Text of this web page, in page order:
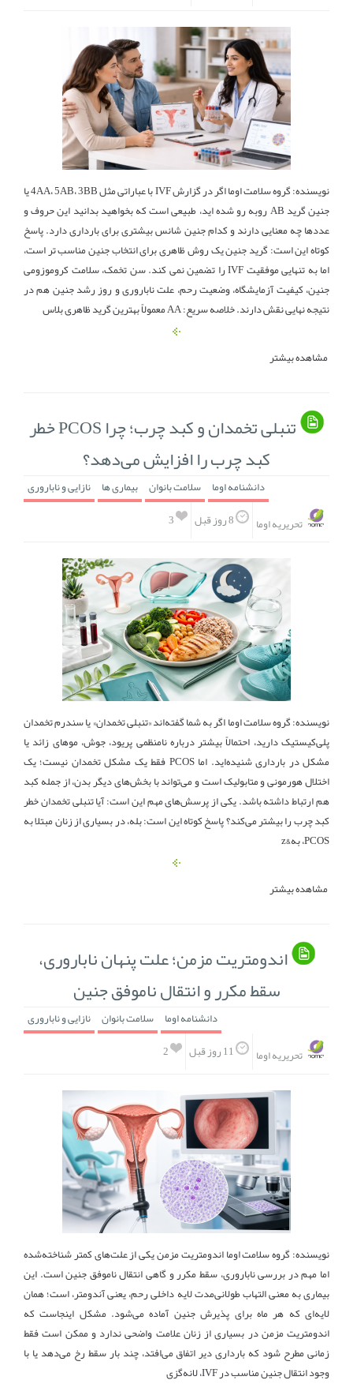
نویسنده: گروه سلامت اوما اگر در گزارش IVF با عباراتی مثل 4AA، 5AB، 3BB یا
جنین گرید AB روبه رو شده اید، طبیعی است که بخواهید بدانید این حروف و
عددها چه معنایی دارند و کدام جنین شانس بیشتری برای بارداری دارد. پاسخ
کوتاه این است: گرید جنین یک روش ظاهری برای انتخاب جنین مناسب تر است،
اما به تنهایی موفقیت IVF را تضمین نمی کند. سن تخمک، سلامت کروموزومی
جنین، کیفیت آزمایشگاه، وضعیت رحم، علت ناباروری و روز رشد جنین هم در
نتیجه نهایی نقش دارند. خلاصه سریع: AA معمولاً بهترین گرید ظاهری بلاس
مشاهده بیشتر
تنبلی تخمدان و کبد چرب؛ چرا PCOS خطر
کبد چرب را افزایش می‌دهد؟
دانشنامه اوما سلامت بانوان بیماری ها نازایی و ناباروری
3
تحریریه اوما
نویسنده: گروه سلامت اوما اگر به شما گفته‌اند «تنبلی تخمدان» یا سندرم تخمدان
پلی‌کیستیک دارید، احتمالاً بیشتر درباره نامنظمی پریود، جوش، موهای زائد یا
مشکل در بارداری شنیده‌اید. اما PCOS فقط یک مشکل تخمدان نیست؛ یک
اختلال هورمونی و متابولیک است و می‌تواند با بخش‌های دیگر بدن، از جمله کبد
هم ارتباط داشته باشد. یکی از پرسش‌های مهم این است: آیا تنبلی تخمدان خطر
کبد چرب را بیشتر می‌کند؟ پاسخ کوتاه این است: بله، در بسیاری از زنان مبتلا به
PCOS، به&z
مشاهده بیشتر
اندومتریت مزمن؛ علت پنهان ناباروری،
سقط مکرر و انتقال ناموفق جنین
دانشنامه اوما سلامت بانوان نازایی و ناباروری
2
تحریریه اوما
نویسنده: گروه سلامت اوما اندومتریت مزمن یکی از علت‌های کمتر شناخته‌شده
اما مهم در بررسی ناباروری، سقط مکرر و گاهی انتقال ناموفق جنین است. این
بیماری به معنی التهاب طولانی‌مدت لایه داخلی رحم، یعنی آندومتر، است؛ همان
لایه‌ای که هر ماه برای پذیرش جنین آماده می‌شود. مشکل اینجاست که
اندومتریت مزمن در بسیاری از زنان علامت واضحی ندارد و ممکن است فقط
زمانی مطرح شود که بارداری دیر اتفاق می‌افتد، چند بار سقط رخ می‌دهد یا با
وجود انتقال جنین مناسب در IVF، لانه‌گزی